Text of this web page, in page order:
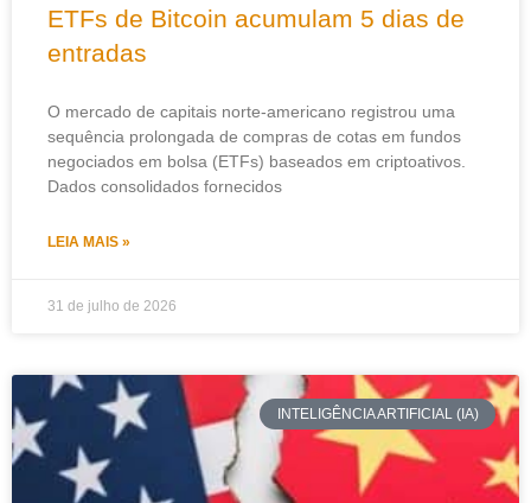
ETFs de Bitcoin acumulam 5 dias de
entradas
O mercado de capitais norte-americano registrou uma
sequência prolongada de compras de cotas em fundos
negociados em bolsa (ETFs) baseados em criptoativos.
Dados consolidados fornecidos
LEIA MAIS »
31 de julho de 2026
INTELIGÊNCIA ARTIFICIAL (IA)